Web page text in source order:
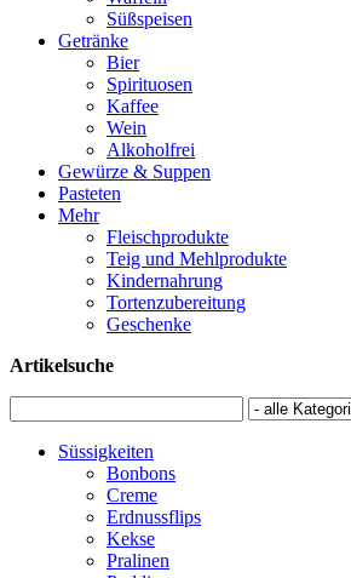
Süßspeisen
Getränke
Bier
Spirituosen
Kaffee
Wein
Alkoholfrei
Gewürze & Suppen
Pasteten
Mehr
Fleischprodukte
Teig und Mehlprodukte
Kindernahrung
Tortenzubereitung
Geschenke
Artikelsuche
Süssigkeiten
Bonbons
Creme
Erdnussflips
Kekse
Pralinen